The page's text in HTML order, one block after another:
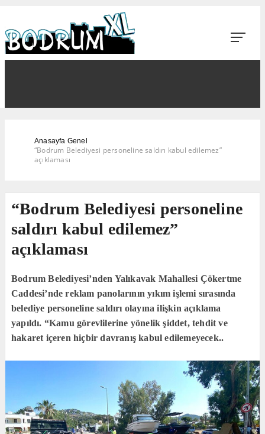
Anasayfa Genel
“Bodrum Belediyesi personeline saldırı kabul edilemez”
açıklaması
“Bodrum Belediyesi personeline
saldırı kabul edilemez”
açıklaması
Bodrum Belediyesi’nden Yalıkavak Mahallesi Çökertme
Caddesi’nde reklam panolarının yıkım işlemi sırasında
belediye personeline saldırı olayına ilişkin açıklama
yapıldı. “Kamu görevlilerine yönelik şiddet, tehdit ve
hakaret içeren hiçbir davranış kabul edilemeyecek..